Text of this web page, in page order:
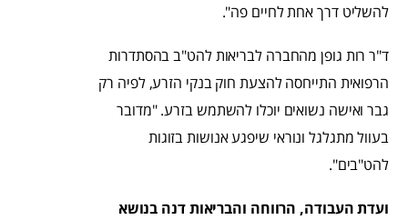
להשליט דרך אחת לחיים פה".
ד"ר רות גופן מהחברה לבריאות להט"ב בהסתדרות
הרפואית התייחסה להצעת חוק בנקי הזרע, לפיה רק
גבר ואישה נשואים יוכלו להשתמש בזרע. "מדובר
בעוול מתגלגל ונוראי שיפגע אנושות בזוגות
להט"בים".
ועדת העבודה, הרווחה והבריאות דנה בנושא